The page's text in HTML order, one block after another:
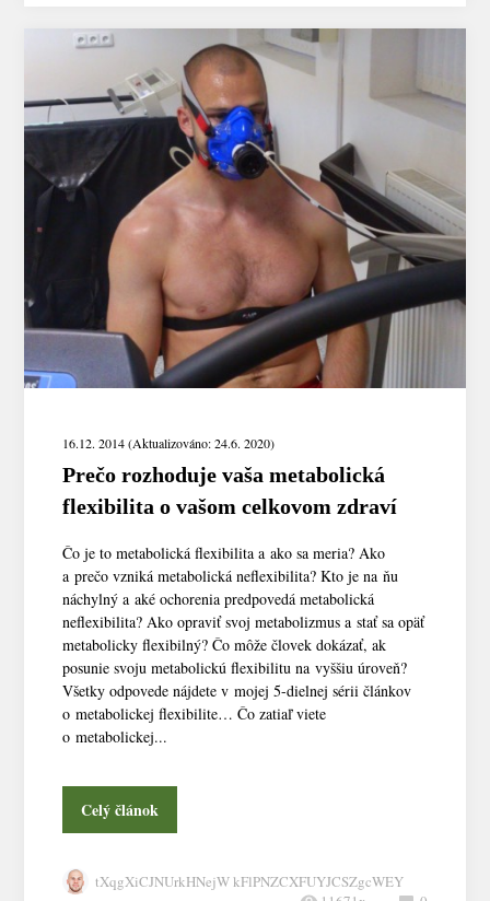
16.12. 2014 (Aktualizováno: 24.6. 2020)
Prečo rozhoduje vaša metabolická
flexibilita o vašom celkovom zdraví
Čo je to metabolická flexibilita a ako sa meria? Ako
a prečo vzniká metabolická neflexibilita? Kto je na ňu
náchylný a aké ochorenia predpovedá metabolická
neflexibilita? Ako opraviť svoj metabolizmus a stať sa opäť
metabolicky flexibilný? Čo môže človek dokázať, ak
posunie svoju metabolickú flexibilitu na vyššiu úroveň?
Všetky odpovede nájdete v mojej 5-dielnej sérii článkov
o metabolickej flexibilite… Čo zatiaľ viete
o metabolickej...
Celý článok
tXqgXiCJNUrkHNejW kFlPNZCXFUYJCSZgcWEY